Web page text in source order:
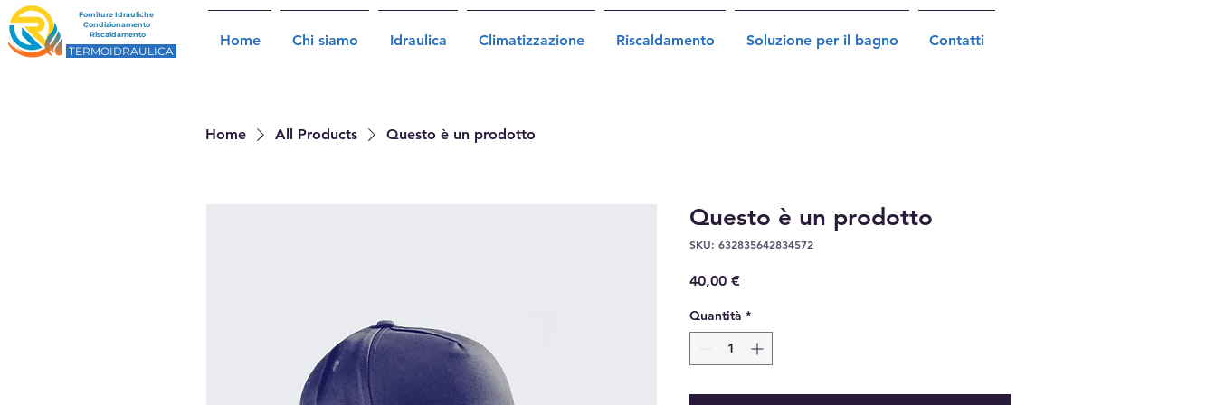
Home Chi siamo Idraulica Climatizzazione Riscaldamento Soluzione per il bagno Contatti
Forniture Idrauliche
Condizionamento
​Riscaldamento
TERMOIDRAULICA
Home All Products Questo è un prodotto
Questo è un prodotto
SKU: 632835642834572
40,00 €Prezzo
Quantità *